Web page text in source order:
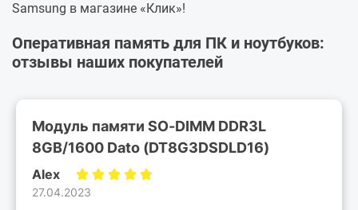
Samsung в магазине «Клик»!
Оперативная память для ПК и ноутбуков:
отзывы наших покупателей
Модуль памяти SO-DIMM DDR3L
8GB/1600 Dato (DT8G3DSDLD16)
Alex
27.04.2023